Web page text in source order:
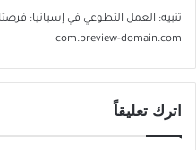
تنبيه:
com.preview-domain.com
اترك تعليقاً